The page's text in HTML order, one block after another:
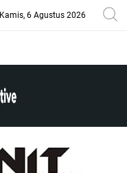
Kamis, 6 Agustus 2026